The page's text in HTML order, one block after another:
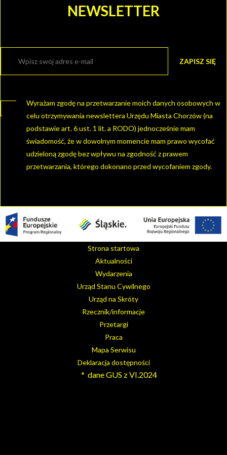
NEWSLETTER
Wyrażam zgodę na przetwarzanie moich danych osobowych w
celu otrzymywania newslettera Urzędu Miasta Chorzów (na
podstawie art. 6 ust. 1 lit. a RODO) jednocześnie mam
świadomość, że w dowolnym momencie mam prawo wycofać
udzieloną zgodę bez wpływu na zgodność z prawem
przetwarzania, którego dokonano przed wycofaniem zgody.
Strona startowa
Aktualności
Wydarzenia
Urząd Stanu Cywilnego
Urząd na Skróty
Rzecznik/informacje
Przetargi
Praca
Mapa Serwisu
Deklaracja dostępności
* dane GUS z VI.2024